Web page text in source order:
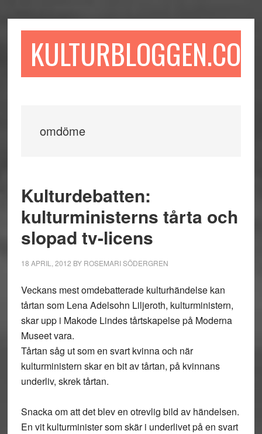
till
till
sidofältet
till
KULTURBLOGGEN.COM
omdöme
Kulturdebatten:
kulturministerns tårta och
slopad tv-licens
18 APRIL, 2012 BY ROSEMARI SÖDERGREN
Veckans mest omdebatterade kulturhändelse kan
tårtan som Lena Adelsohn Liljeroth, kulturministern,
skar upp i Makode Lindes tårtskapelse på Moderna
Museet vara.
Tårtan såg ut som en svart kvinna och när
kulturministern skar en bit av tårtan, på kvinnans
underliv, skrek tårtan.
Snacka om att det blev en otrevlig bild av händelsen.
En vit kulturminister som skär i underlivet på en svart